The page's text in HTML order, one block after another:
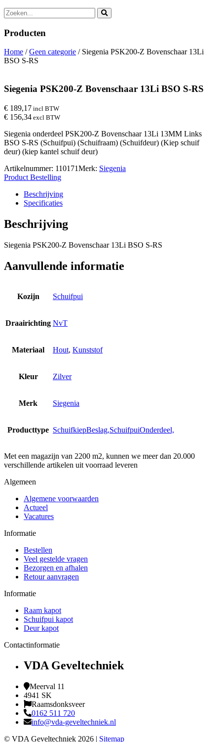
Producten
Home /Geen categorie / Siegenia PSK200-Z Bovenschaar 13Li
BSO S-RS
Siegenia PSK200-Z Bovenschaar 13Li BSO S-RS
€ 189,17 incl BTW
€ 156,34 excl BTW
Siegenia onderdeel PSK200-Z Bovenschaar 13Li 13MM Links
BSO S-RS (Schuifpui) (Schuifraam) (Schuifdeur) (Kiep schuif
deur) (kiep kantel schuif deur)
Artikelnummer: 110171Merk: Siegenia
Product Bestelling
Beschrijving
Specificaties
Beschrijving
Siegenia PSK200-Z Bovenschaar 13Li BSO S-RS
Aanvullende informatie
Kozijn Schuifpui
Draairichting NvT
Materiaal Hout, Kunststof
Kleur Zilver
Merk Siegenia
Producttype SchuifkiepBeslag,SchuifpuiOnderdeel,
Met een magazijn van 2200 m2, kunnen we meer dan 20.000
verschillende artikelen uit voorraad leveren
Algemeen
Algemene voorwaarden
Actueel
Vacatures
Informatie
Bestellen
Veel gestelde vragen
Bezorgen en afhalen
Retour aanvragen
Informatie
Raam kapot
Schuifpui kapot
Deur kapot
Contactinformatie
VDA Geveltechniek
Meerval 11
4941 SK
Raamsdonksveer
0162 511 720
info@vda-geveltechniek.nl
© VDA Geveltechniek 2026 | Sitemap